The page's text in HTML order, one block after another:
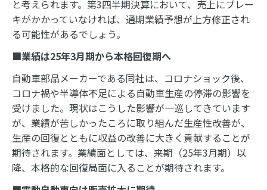
と考えられます。第3四半期決算において、売上にブレー
キがかかっていなければ、通期業績予想が上方修正され
る可能性があるでしょう。
■業績は25年3月期から本格回復期へ
自動車部品メーカーである同社は、コロナショック後、
コロナ禍や半導体不足による自動車生産の停滞の影響を
受けました。現状はこうした影響が一巡してきています
が、業績が苦しかったころに取り組んだ生産性改善が、
生産の回復とともに収益の改善に大きく貢献することが
期待されます。業績面としては、来期（25年3月期）以
降、本格的な回復局面に入ることが期待されます。